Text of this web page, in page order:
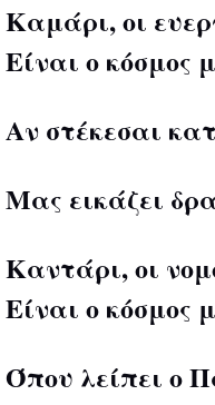
Καμάρι, οι
Είναι ο κόσμος
Αν στέκεσαι
Μας εικάζει
Καντάρι, οι
Είναι ο κόσμος
Όπου λείπει ο